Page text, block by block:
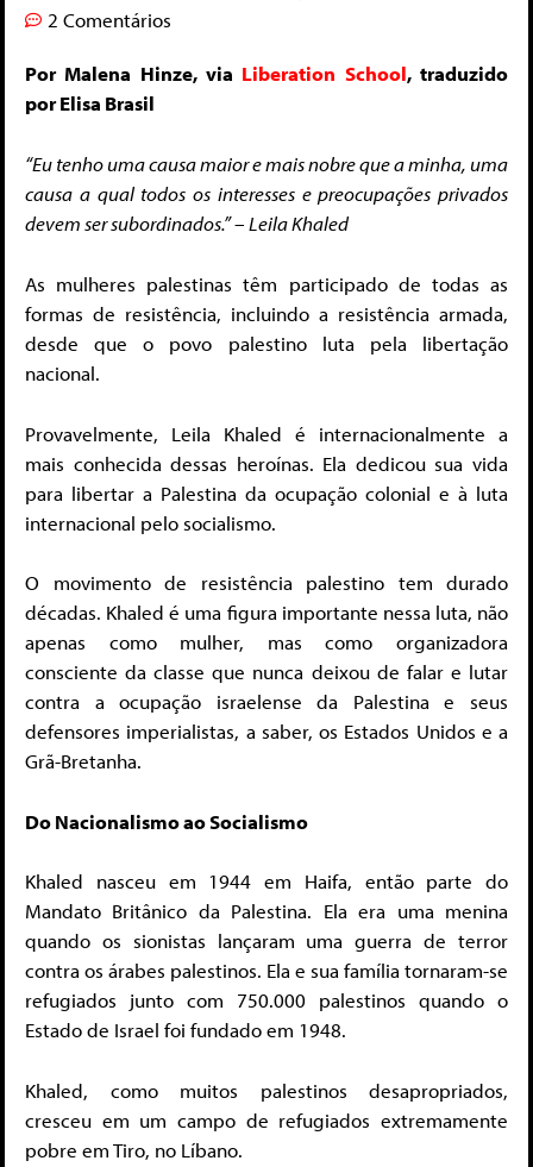
2 Comentários
Por Malena Hinze, via Liberation School, traduzido
por Elisa Brasil
“Eu tenho uma causa maior e mais nobre que a minha, uma
causa a qual todos os interesses e preocupações privados
devem ser subordinados.” – Leila Khaled
As mulheres palestinas têm participado de todas as
formas de resistência, incluindo a resistência armada,
desde que o povo palestino luta pela libertação
nacional.
Provavelmente, Leila Khaled é internacionalmente a
mais conhecida dessas heroínas. Ela dedicou sua vida
para libertar a Palestina da ocupação colonial e à luta
internacional pelo socialismo.
O movimento de resistência palestino tem durado
décadas. Khaled é uma figura importante nessa luta, não
apenas como mulher, mas como organizadora
consciente da classe que nunca deixou de falar e lutar
contra a ocupação israelense da Palestina e seus
defensores imperialistas, a saber, os Estados Unidos e a
Grã-Bretanha.
Do Nacionalismo ao Socialismo
Khaled nasceu em 1944 em Haifa, então parte do
Mandato Britânico da Palestina. Ela era uma menina
quando os sionistas lançaram uma guerra de terror
contra os árabes palestinos. Ela e sua família tornaram-se
refugiados junto com 750.000 palestinos quando o
Estado de Israel foi fundado em 1948.
Khaled, como muitos palestinos desapropriados,
cresceu em um campo de refugiados extremamente
pobre em Tiro, no Líbano.